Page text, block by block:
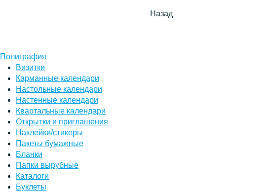
Назад
Полиграфия
Визитки
Карманные календари
Настольные календари
Настенные календари
Квартальные календари
Открытки и приглашения
Наклейки/стикеры
Пакеты бумажные
Бланки
Папки вырубные
Каталоги
Буклеты